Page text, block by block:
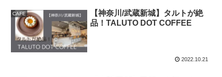
CAFE
【神奈川/武蔵新城】タルトが絶
品！TALUTO DOT COFFEE
2022.10.21